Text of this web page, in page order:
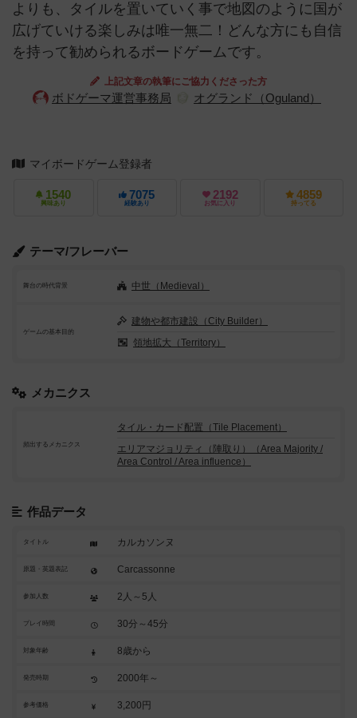
よりも、タイルを置いていく事で地図のように国が
広げていける楽しみは唯一無二！どんな方にも自信
を持って勧められるボードゲームです。
上記文章の執筆にご協力くださった方
ボドゲーマ運営事務局 オグランド（Oguland）
マイボードゲーム登録者
1540
興味あり
7075
経験あり
2192
お気に入り
4859
持ってる
テーマ/フレーバー
舞台の時代背景 中世（Medieval）
ゲームの基本目的
建物や都市建設（City Builder）
領地拡大（Territory）
メカニクス
頻出するメカニクス
タイル・カード配置（Tile Placement）
エリアマジョリティ（陣取り）（Area Majority /
Area Control / Area influence）
作品データ
タイトル カルカソンヌ
原題・英題表記 Carcassonne
参加人数 2人～5人
プレイ時間 30分～45分
対象年齢 8歳から
発売時期 2000年～
参考価格 3,200円